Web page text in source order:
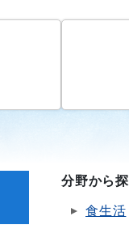
分野から
食生活